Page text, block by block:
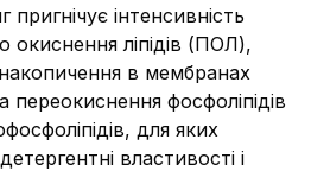
інтенсивність
окиснення ліпідів (ПОЛ),
в мембранах
переокиснення фосфоліпідів
для яких
властивості і